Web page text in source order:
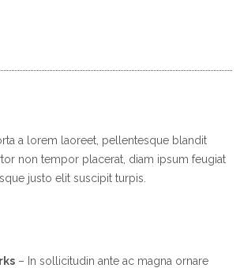
a lorem laoreet, pellentesque blandit
non tempor placerat, diam ipsum feugiat
justo elit suscipit turpis.
– In sollicitudin ante ac magna ornare